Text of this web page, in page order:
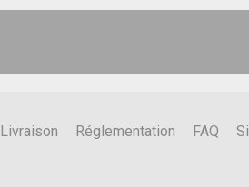
Livraison Réglementation FAQ